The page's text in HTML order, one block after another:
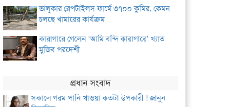
ভালুকার রেপটাইলস ফার্মে ৩৭০০ কুমির, কেমন
চলছে খামারের কার্যক্রম
কারাগারে গেলেন ‘আমি বন্দি কারাগারে’ খ্যাত
মুজিব পরদেশী
প্রধান সংবাদ
সকালে গরম পানি খাওয়া কতটা উপকারী ! জানুন